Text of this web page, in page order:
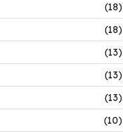
(18)
(18)
(13)
(13)
(13)
(10)